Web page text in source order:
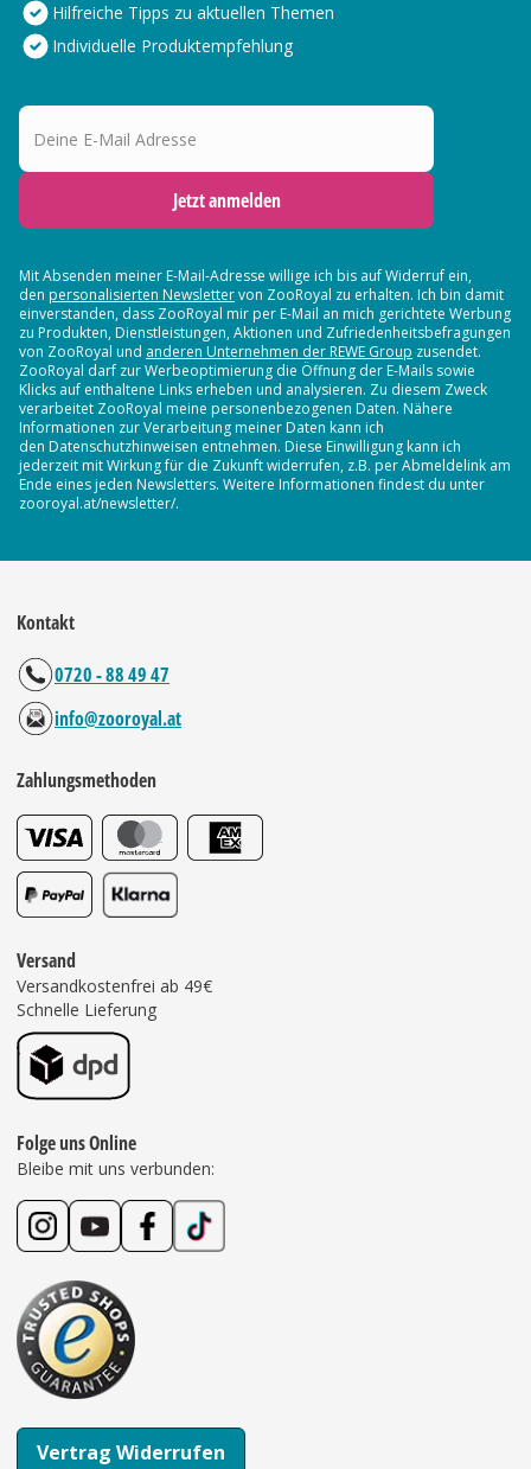
Hilfreiche Tipps zu aktuellen Themen
Individuelle Produktempfehlung
Deine E-Mail Adresse
Jetzt anmelden
Mit Absenden meiner E-Mail-Adresse willige ich bis auf Widerruf ein,
den personalisierten Newslettervon ZooRoyal zu erhalten. Ich bin damit
einverstanden, dass ZooRoyal mir per E-Mail an mich gerichtete Werbung
zu Produkten, Dienstleistungen, Aktionen und Zufriedenheitsbefragungen
von ZooRoyal und anderen Unternehmen der REWE Group zusendet.
ZooRoyal darf zur Werbeoptimierung die Öffnung der E-Mails sowie
Klicks auf enthaltene Links erheben und analysieren. Zu diesem Zweck
verarbeitet ZooRoyal meine personenbezogenen Daten. Nähere
Informationen zur Verarbeitung meiner Daten kann ich
den Datenschutzhinweisen entnehmen. Diese Einwilligung kann ich
jederzeit mit Wirkung für die Zukunft widerrufen, z.B. per Abmeldelink am
Ende eines jeden Newsletters. Weitere Informationen findest du unter
zooroyal.at/newsletter/.
Kontakt
0720 - 88 49 47
info@zooroyal.at
Zahlungsmethoden
Versand
Versandkostenfrei ab 49€
Schnelle Lieferung
Folge uns Online
Bleibe mit uns verbunden:
Vertrag Widerrufen